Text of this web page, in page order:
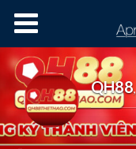
Cursos OnLine
QH88,